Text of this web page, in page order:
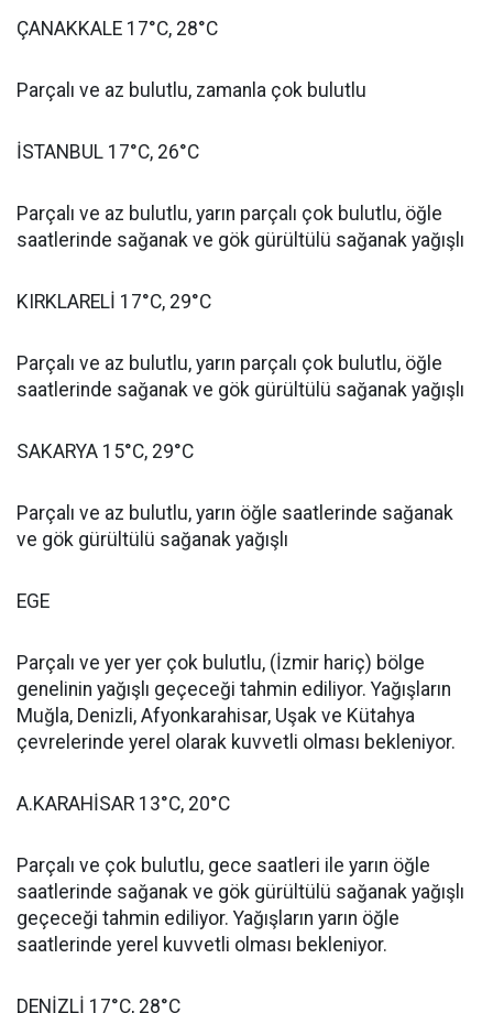
ÇANAKKALE 17°C, 28°C
Parçalı ve az bulutlu, zamanla çok bulutlu
İSTANBUL 17°C, 26°C
Parçalı ve az bulutlu, yarın parçalı çok bulutlu, öğle
saatlerinde sağanak ve gök gürültülü sağanak yağışlı
KIRKLARELİ 17°C, 29°C
Parçalı ve az bulutlu, yarın parçalı çok bulutlu, öğle
saatlerinde sağanak ve gök gürültülü sağanak yağışlı
SAKARYA 15°C, 29°C
Parçalı ve az bulutlu, yarın öğle saatlerinde sağanak
ve gök gürültülü sağanak yağışlı
EGE
Parçalı ve yer yer çok bulutlu, (İzmir hariç) bölge
genelinin yağışlı geçeceği tahmin ediliyor. Yağışların
Muğla, Denizli, Afyonkarahisar, Uşak ve Kütahya
çevrelerinde yerel olarak kuvvetli olması bekleniyor.
A.KARAHİSAR 13°C, 20°C
Parçalı ve çok bulutlu, gece saatleri ile yarın öğle
saatlerinde sağanak ve gök gürültülü sağanak yağışlı
geçeceği tahmin ediliyor. Yağışların yarın öğle
saatlerinde yerel kuvvetli olması bekleniyor.
DENİZLİ 17°C, 28°C